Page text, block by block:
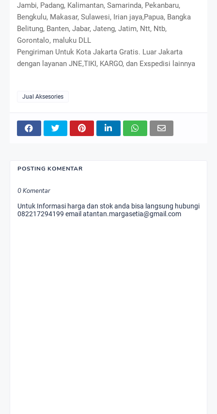
Jambi, Padang, Kalimantan, Samarinda, Pekanbaru,
Bengkulu, Makasar, Sulawesi, Irian jaya,Papua, Bangka
Belitung, Banten, Jabar, Jateng, Jatim, Ntt, Ntb,
Gorontalo, maluku DLL
Pengiriman Untuk Kota Jakarta Gratis. Luar Jakarta
dengan layanan JNE,TIKI, KARGO, dan Exspedisi lainnya
Jual Aksesories
POSTING KOMENTAR
0 Komentar
Untuk Informasi harga dan stok anda bisa langsung hubungi
082217294199 email atantan.margasetia@gmail.com